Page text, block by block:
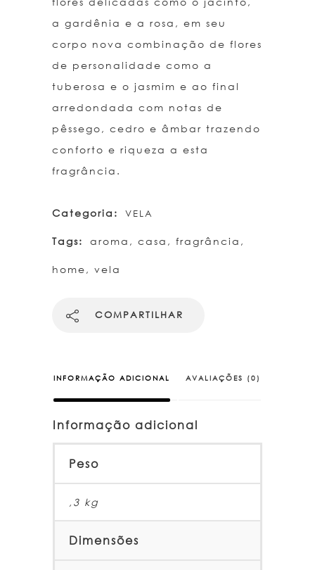
a gardênia e a rosa, em seu
corpo nova combinação de flores
de personalidade como a
tuberosa e o jasmim e ao final
arredondada com notas de
pêssego, cedro e âmbar trazendo
conforto e riqueza a esta
fragrância.
Categoria: VELA
Tags: aroma , casa , fragrância ,
home, vela
COMPARTILHAR
INFORMAÇÃO ADICIONAL AVALIAÇÕES (0)
Informação adicional
Peso
,3 kg
Dimensões